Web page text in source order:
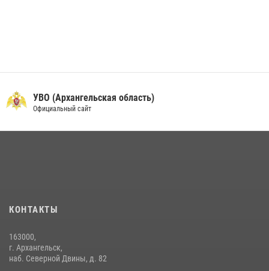
УВО (Архангельская область)
Официальный сайт
КОНТАКТЫ
163000,
г. Архангельск,
наб. Северной Двины, д. 82